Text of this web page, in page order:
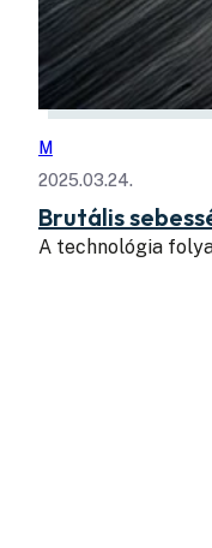
M
2025.03.24.
Brutális
A technológia